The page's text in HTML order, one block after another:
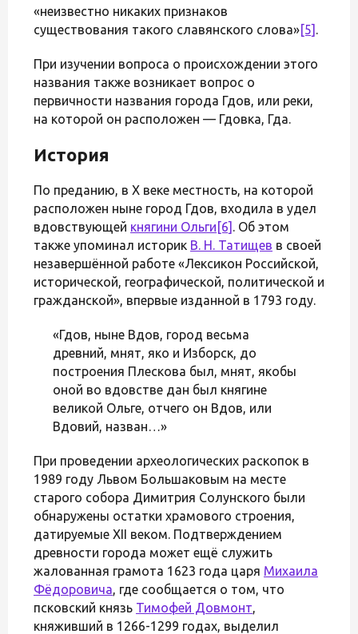
«неизвестно никаких признаков
существования такого славянского слова»[5] .
При изучении вопроса о происхождении этого
названия также возникает вопрос о
первичности названия города Гдов, или реки,
на которой он расположен — Гдовка, Гда.
История
По преданию, в X веке местность, на которой
расположен ныне город Гдов, входила в удел
вдовствующей княгини Ольги [6] . Об этом
также упоминал историк В. Н. Татищев в своей
незавершённой работе «Лексикон Российской,
исторической, географической, политической и
гражданской», впервые изданной в 1793 году.
«Гдов, ныне Вдов, город весьма
древний, мнят, яко и Изборск, до
построения Плескова был, мнят, якобы
оной во вдовстве дан был княгине
великой Ольге, отчего он Вдов, или
Вдовий, назван…»
При проведении археологических раскопок в
1989 году Львом Большаковым на месте
старого собора Димитрия Солунского были
обнаружены остатки храмового строения,
датируемые XII веком. Подтверждением
древности города может ещё служить
жалованная грамота 1623 года царя Михаила
Фёдоровича, где сообщается о том, что
псковский князь Тимофей Довмонт,
княживший в 1266-1299 годах, выделил